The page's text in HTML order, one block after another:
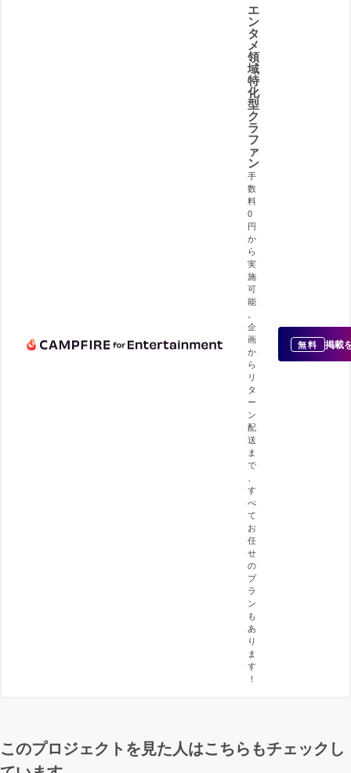
エ
ン
タ
メ
領
域
特
化
型
ク
ラ
フ
ァ
ン
手
数
料
0
円
か
ら
実
施
可
能
。
企
画
か
ら
リ
タ
ー
ン
配
送
ま
で
、
す
べ
て
お
任
せ
の
プ
ラ
ン
も
あ
り
ま
す
！
無料 掲載
このプロジェクトを見た人はこちらもチェックし